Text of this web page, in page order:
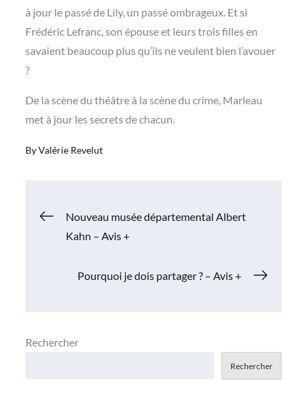
à jour le passé de Lily, un passé ombrageux. Et si
Frédéric Lefranc, son épouse et leurs trois filles en
savaient beaucoup plus qu’ils ne veulent bien l’avouer
?
De la scène du théâtre à la scène du crime, Marleau
met à jour les secrets de chacun.
ByValérie Revelut
Navigation
Nouveau musée départemental Albert
Kahn – Avis +
Pourquoi je dois partager ? – Avis +
Rechercher
Rechercher